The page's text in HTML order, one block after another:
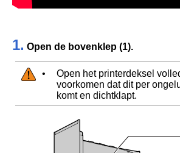
1. Open de bovenklep (1).
•
Open het printerdeksel
voorkomen dat dit per
komt en dichtklapt.